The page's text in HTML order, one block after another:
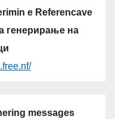
e Referencave
генерирање на
messages